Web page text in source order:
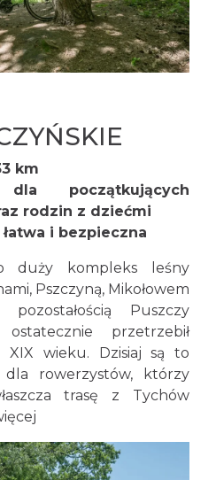
km
początkujących
rodzin z dziećmi
i bezpieczna
duży kompleks leśny
Pszczyną, Mikołowem
Puszczy
przetrzebił
XIX wieku. Dzisiaj są to
rowerzystów, którzy
trasę z Tychów